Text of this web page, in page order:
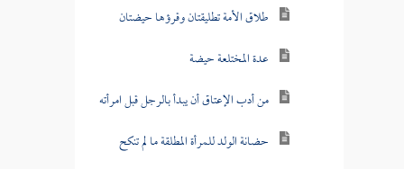
طلاق الأمة تطليقتان وقرؤها حيضتان
عدة المختلعة حيضة
من أدب الإعتاق أن يبدأ بالرجل قبل امرأته
حضانة الولد للمرأة المطلقة ما لم تنكح